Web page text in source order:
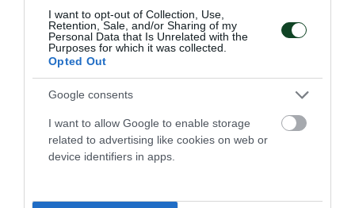
I want to opt-out of Collection, Use,
Retention, Sale, and/or Sharing of my
Personal Data that Is Unrelated with the
Purposes for which it was collected.
Opted Out
Google consents
I want to allow Google to enable storage
related to advertising like cookies on web or
device identifiers in apps.
28.06.2026 ΡΑΓΚΜΠΙ